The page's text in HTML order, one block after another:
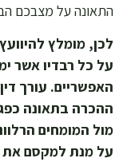
התאונה על מצבכם
לכן, מומלץ
על כל רבדיו אשר
האפשריים. עורך
ההכרה בתאונה
מול המומחים
על מנת למקסם את